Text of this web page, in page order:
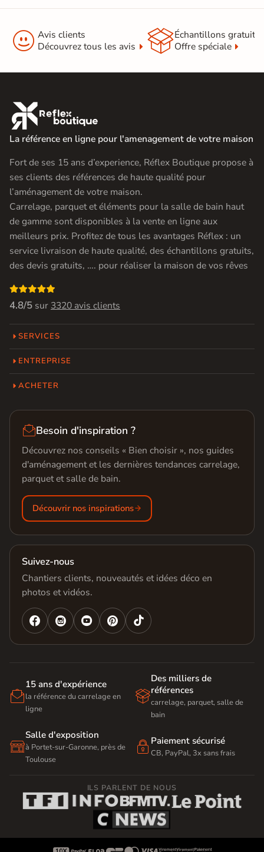
 Avis clients
Découvrez tous les avis
Échantillons gratuit
Offre spéciale

La référence en ligne pour l'amenagement de votre maison
Fort de ses 15 ans d’experience, Réflex Boutique propose à
ses clients des références de haute qualité pour
l’aménagement de votre maison.
Carrelage, parquet et éléments pour la salle de bain haut
de gamme sont disponibles à la vente en ligne aux
meilleurs prix. Profitez de tous les avantages Réflex : un
service livraison de haute qualité, des échantillons gratuits,
des devis gratuits, …. pour réaliser la maison de vos rêves

4.8/5 sur 3320 avis clients
SERVICES
ENTREPRISE
ACHETER
Besoin d'inspiration ?
Découvrez nos conseils « Bien choisir », nos guides
d'aménagement et les dernières tendances carrelage,
parquet et salle de bain.
Découvrir nos inspirations
Suivez-nous
Chantiers clients, nouveautés et idées déco en
photos et vidéos.
   

15 ans d'expérience
la référence du carrelage en
ligne

Des milliers de
références
carrelage, parquet, salle de
bain

Salle d'exposition
à Portet-sur-Garonne, près de
Toulouse
 Paiement sécurisé
CB, PayPal, 3x sans frais
ILS PARLENT DE NOUS